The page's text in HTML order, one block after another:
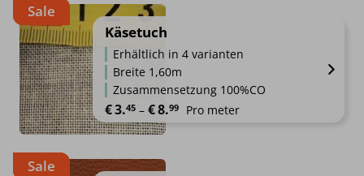
Sale
Käsetuch
Erhältlich in 4 varianten
Breite 1,60m
Zusammensetzung 100%CO
€3.45 – €8.99 Preisspanne: €3.45 bis €8.99
Pro meter
Sale